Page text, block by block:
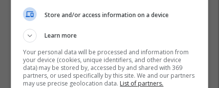
Store and/or access information on a device
Learn more
Your personal data will be processed and information from
your device (cookies, unique identifiers, and other device
data) may be stored by, accessed by and shared with 369
partners, or used specifically by this site. We and our partners
may use precise geolocation data. List of partners.